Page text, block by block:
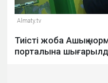
Almaty.tv
Тиісті жоба Ашық
порталына